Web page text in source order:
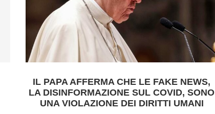
IL PAPA AFFERMA CHE LE FAKE NEWS,
LA DISINFORMAZIONE SUL COVID, SONO
UNA VIOLAZIONE DEI DIRITTI UMANI